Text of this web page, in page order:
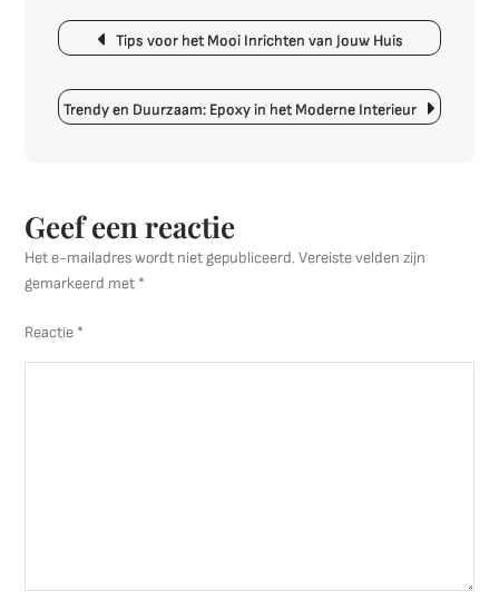
Optimaal
Inrichten
een
Brede
Berichtnavigatie
Tips voor het Mooi Inrichten van Jouw Huis
Trendy en Duurzaam: Epoxy in het Moderne Interieur
Geef een reactie
Het e-mailadres wordt niet gepubliceerd. Vereiste velden zijn
gemarkeerd met *
Reactie *